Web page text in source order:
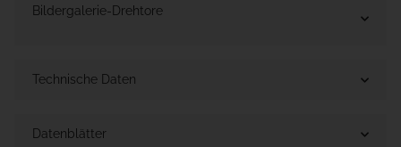
Bildergalerie-Drehtore
Technische Daten
Datenblätter